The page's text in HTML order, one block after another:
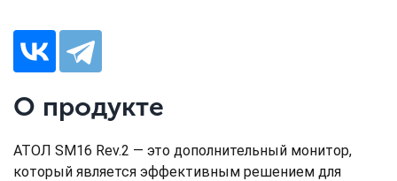
О продукте
АТОЛ SM16 Rev.2 — это дополнительный монитор,
который является эффективным решением для